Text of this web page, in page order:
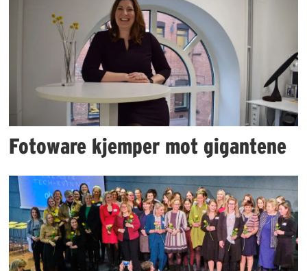
Fotoware kjemper mot gigantene